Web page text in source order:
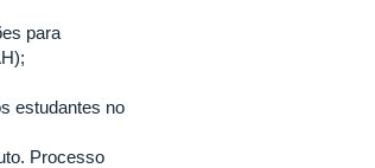
para
estudantes no
Processo